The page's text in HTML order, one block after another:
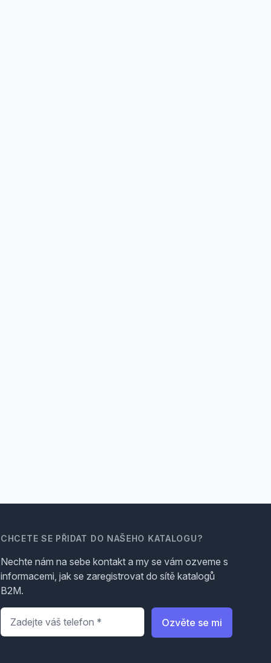
CHCETE SE PŘIDAT DO NAŠEHO KATALOGU?
Nechte nám na sebe kontakt a my se vám ozveme s
informacemi, jak se zaregistrovat do sítě katalogů
B2M.
Telefon
Ozvěte se mi